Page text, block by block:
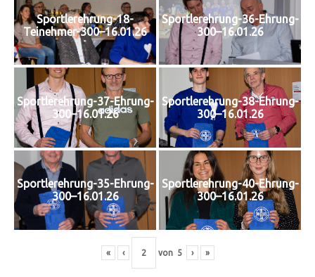
Sportlerehrung-18-
Teinehmer-300–16.01.26
Sportlerehrung-36-Ehrung-
300–16.01.26
Sportlerehrung-37-Ehrung-
300–16.01.26
Sportlerehrung-38-Ehrung-
300–16.01.26
Sportlerehrung-35-Ehrung-
300–16.01.26
Sportlerehrung-40-Ehrung-
300–16.01.26
« ‹ von 5 › »